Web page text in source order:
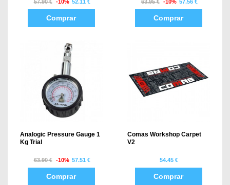
57.90 € -10% 52.11 €
Comprar
63.95 € -10% 57.56 €
Comprar
Analogic Pressure Gauge 1
Kg Trial
63.90 € -10% 57.51 €
Comprar
Comas Workshop Carpet
V2
54.45 €
Comprar